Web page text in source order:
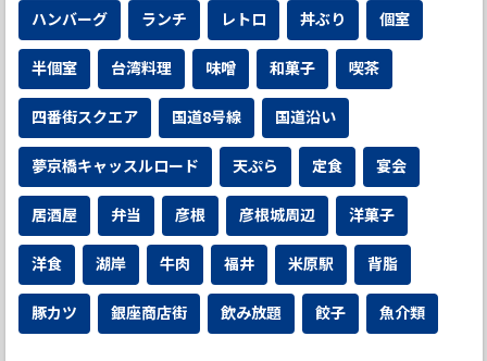
ハンバーグ ランチ レトロ 丼ぶり 個室
半個室 台湾料理 味噌 和菓子 喫茶
四番街スクエア 国道8号線 国道沿い
夢京橋キャッスルロード 天ぷら 定食 宴会
居酒屋 弁当 彦根 彦根城周辺 洋菓子
洋食 湖岸 牛肉 福井 米原駅 背脂
豚カツ 銀座商店街 飲み放題 餃子 魚介類